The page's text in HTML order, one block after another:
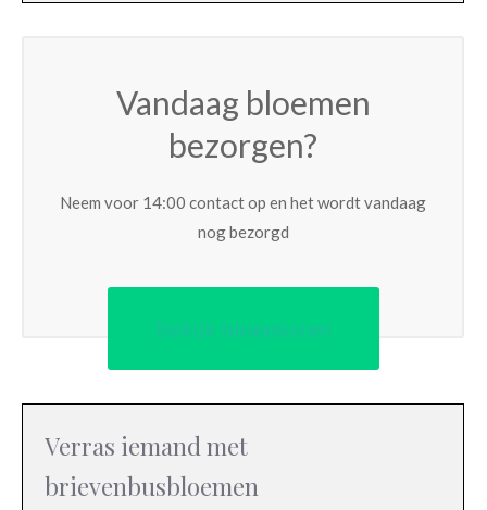
Vandaag bloemen
bezorgen?
Neem voor 14:00 contact op en het wordt vandaag
nog bezorgd
Bekijk bloemisten
Verras iemand met
brievenbusbloemen